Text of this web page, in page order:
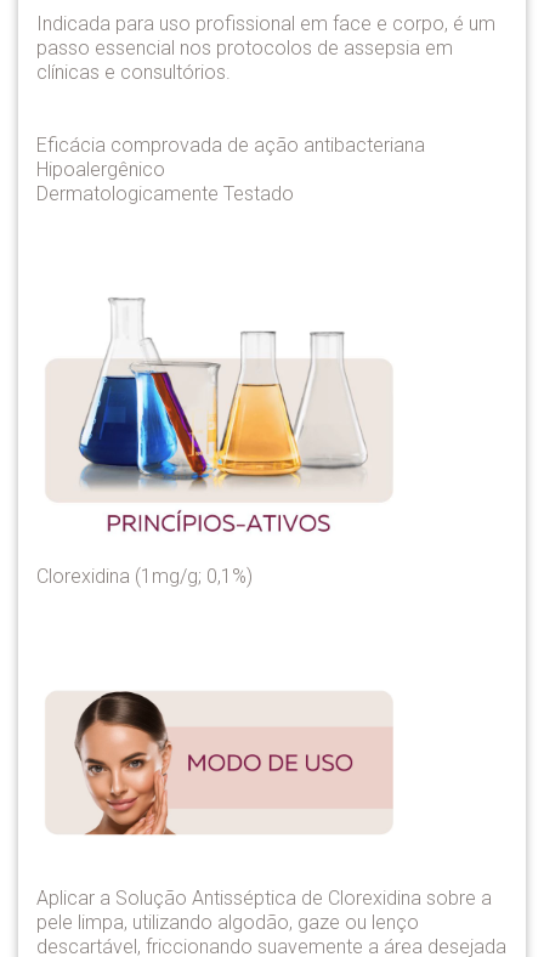
Indicada para uso profissional em face e corpo, é um
passo essencial nos protocolos de assepsia em
clínicas e consultórios.
Eficácia comprovada de ação antibacteriana
Hipoalergênico
Dermatologicamente Testado
Clorexidina (1mg/g; 0,1%)
Aplicar a Solução Antisséptica de Clorexidina sobre a
pele limpa, utilizando algodão, gaze ou lenço
descartável, friccionando suavemente a área desejada